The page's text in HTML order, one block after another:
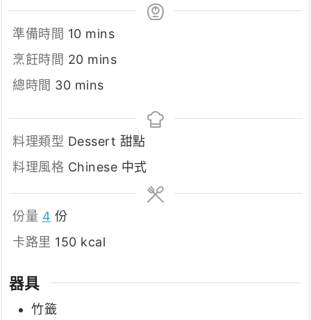
準備時間 10minutes
mins
烹飪時間 20minutes
mins
總時間 30minutes
mins
料理類型 Dessert 甜點
料理風格 Chinese 中式
份量 4 份
卡路里 150 kcal
器具
竹籤